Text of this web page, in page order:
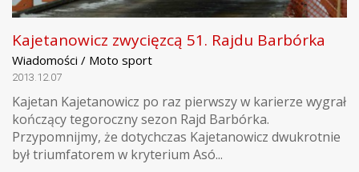
Kajetanowicz zwycięzcą 51. Rajdu Barbórka
Wiadomości / Moto sport
2013.12.07
Kajetan Kajetanowicz po raz pierwszy w karierze wygrał
kończący tegoroczny sezon Rajd Barbórka.
Przypomnijmy, że dotychczas Kajetanowicz dwukrotnie
był triumfatorem w kryterium Asó...